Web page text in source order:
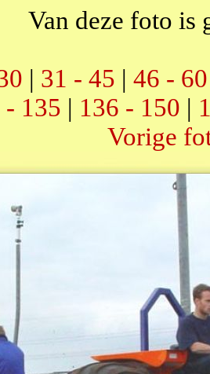
Van deze foto is
| 31 - 45 | 46 - 60
- 135 | 136 - 150 |
Vorige